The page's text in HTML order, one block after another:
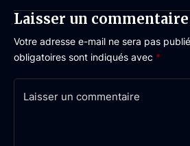
Laisser un commentaire
Votre adresse e-mail ne sera pas
obligatoires sont indiqués avec *